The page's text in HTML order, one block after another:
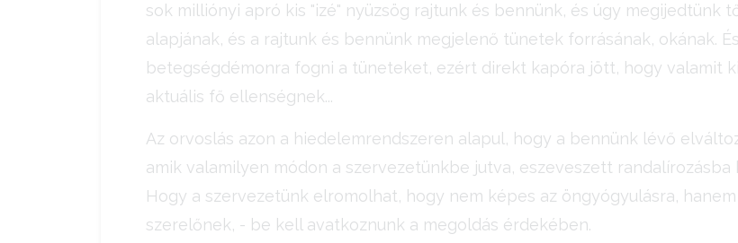
sok milliónyi apró kis "izé" nyüzsög rajtunk és bennünk, és úgy
alapjának, és a rajtunk és bennünk megjelenő tünetek forrásának, okának.
betegségdémonra fogni a tüneteket, ezért direkt kapóra jött, hogy valamit
aktuális fő ellenségnek...
Az orvoslás azon a hiedelemrendszeren alapul, hogy a bennünk lévő
amik valamilyen módon a szervezetünkbe jutva, eszeveszett randalírozásba
Hogy a szervezetünk elromolhat, hogy nem képes az öngyógyulásra,
szerelőnek, - be kell avatkoznunk a megoldás érdekében.